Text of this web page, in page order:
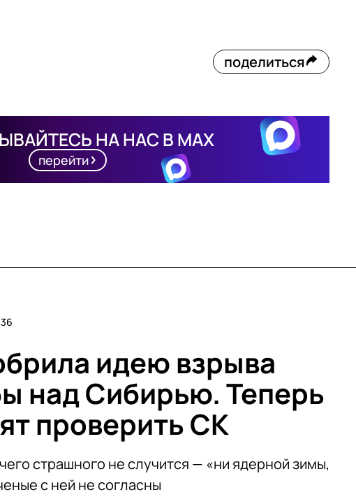
поделиться
НА НАС В MAX
перейти
идею взрыва
над Сибирью. Теперь
проверить СК
страшного не случится — «ни ядерной зимы,
с ней не согласны